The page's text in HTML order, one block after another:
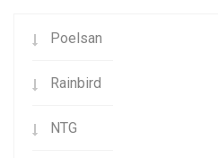
Poelsan
Rainbird
NTG